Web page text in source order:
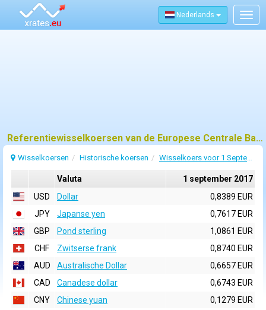
Nederlands
Referentiewisselkoersen van de Europese Centrale Bank (ECB) voor 1 september 2017
Wisselkoersen Historische koersen Wisselkoers voor 1 September 2017
Valuta
1 september 2017
USD
Dollar
0,8389 EUR
JPY
Japanse yen
0,7617 EUR
GBP
Pond sterling
1,0861 EUR
CHF
Zwitserse frank
0,8740 EUR
AUD
Australische Dollar
0,6657 EUR
CAD
Canadese dollar
0,6743 EUR
CNY
Chinese yuan
0,1279 EUR